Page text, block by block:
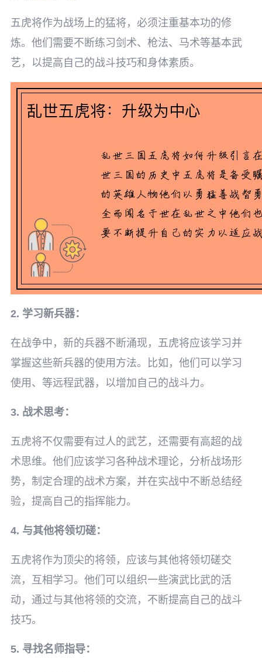
五虎将作为战场上的猛将，必须注重基本功的修
炼。他们需要不断练习剑术、枪法、马术等基本武
艺，以提高自己的战斗技巧和身体素质。
2. 学习新兵器：
在战争中，新的兵器不断涌现，五虎将应该学习并
掌握这些新兵器的使用方法。比如，他们可以学习
使用、等远程武器，以增加自己的战斗力。
3. 战术思考：
五虎将不仅需要有过人的武艺，还需要有高超的战
术思维。他们应该学习各种战术理论，分析战场形
势，制定合理的战术方案，并在实战中不断总结经
验，提高自己的指挥能力。
4. 与其他将领切磋：
五虎将作为顶尖的将领，应该与其他将领切磋交
流，互相学习。他们可以组织一些演武比武的活
动，通过与其他将领的交流，不断提高自己的战斗
技巧。
5. 寻找名师指导：